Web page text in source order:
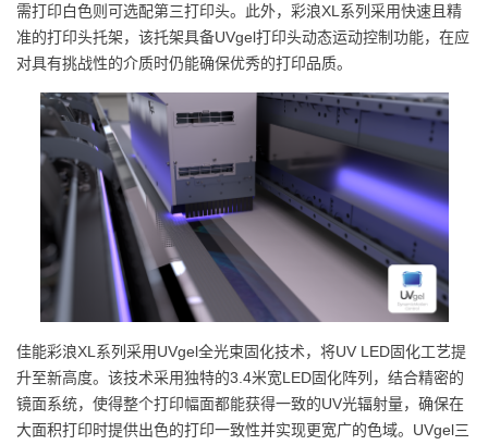
需打印白色则可选配第三打印头。此外，彩浪XL系列采用快速且精
准的打印头托架，该托架具备UVgel打印头动态运动控制功能，在应
对具有挑战性的介质时仍能确保优秀的打印品质。
佳能彩浪XL系列采用UVgel全光束固化技术，将UV LED固化工艺提
升至新高度。该技术采用独特的3.4米宽LED固化阵列，结合精密的
镜面系统，使得整个打印幅面都能获得一致的UV光辐射量，确保在
大面积打印时提供出色的打印一致性并实现更宽广的色域。UVgel三